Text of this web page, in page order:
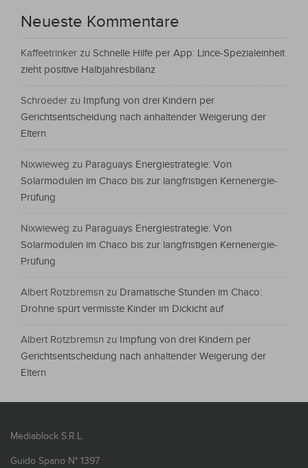
Neueste Kommentare
Kaffeetrinker zu Schnelle Hilfe per App: Lince-Spezialeinheit
zieht positive Halbjahresbilanz
Schroeder zu Impfung von drei Kindern per
Gerichtsentscheidung nach anhaltender Weigerung der
Eltern
Nixwieweg zu Paraguays Energiestrategie: Von
Solarmodulen im Chaco bis zur langfristigen Kernenergie-
Prüfung
Nixwieweg zu Paraguays Energiestrategie: Von
Solarmodulen im Chaco bis zur langfristigen Kernenergie-
Prüfung
Albert Rotzbremsn zu Dramatische Stunden im Chaco:
Drohne spürt vermisste Kinder im Dickicht auf
Albert Rotzbremsn zu Impfung von drei Kindern per
Gerichtsentscheidung nach anhaltender Weigerung der
Eltern
Mediablock S.R.L.
Guido Spano N° 1397